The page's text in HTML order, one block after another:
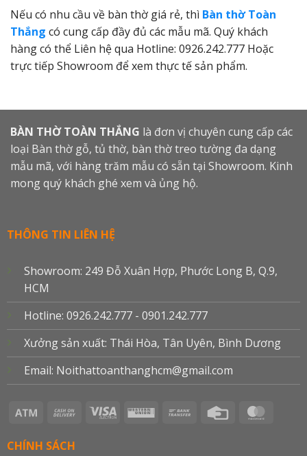
Nếu có nhu cầu về bàn thờ giá rẻ, thì Bàn thờ Toàn
Thắng có cung cấp đầy đủ các mẫu mã. Quý khách
hàng có thể Liên hệ qua Hotline: 0926.242.777 Hoặc
trực tiếp Showroom để xem thực tế sản phẩm.
BÀN THỜ TOÀN THẮNG là đơn vị chuyên cung cấp các
loại Bàn thờ gỗ, tủ thờ, bàn thờ treo tường đa dạng
mẫu mã, với hàng trăm mẫu có sẵn tại Showroom. Kinh
mong quý khách ghé xem và ủng hộ.
THÔNG TIN LIÊN HỆ
Showroom: 249 Đỗ Xuân Hợp, Phước Long B, Q.9,
HCM
Hotline: 0926.242.777 - 0901.242.777
Xưởng sản xuất: Thái Hòa, Tân Uyên, Bình Dương
Email: Noithattoanthanghcm@gmail.com
Atm
Cash
Visa
Western
Bank
Credit
CHÍNH SÁCH